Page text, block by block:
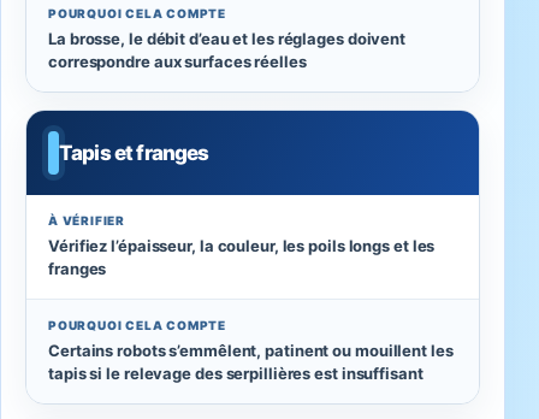
POURQUOI CELA COMPTE
La brosse, le débit d’eau et les réglages doivent
correspondre aux surfaces réelles
Tapis et franges
À VÉRIFIER
Vérifiez l’épaisseur, la couleur, les poils longs et les
franges
POURQUOI CELA COMPTE
Certains robots s’emmêlent, patinent ou mouillent les
tapis si le relevage des serpillières est insuffisant